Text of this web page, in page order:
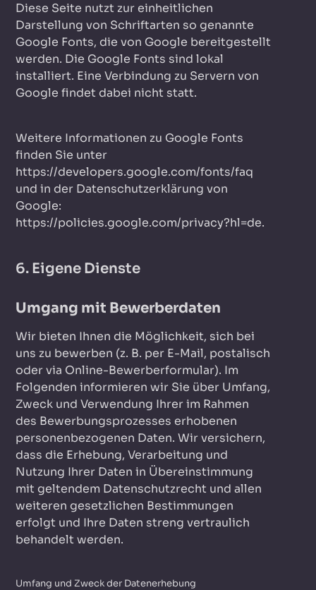
Diese Seite nutzt zur einheitlichen
Darstellung von Schriftarten so genannte
Google Fonts, die von Google bereitgestellt
werden. Die Google Fonts sind lokal
installiert. Eine Verbindung zu Servern von
Google findet dabei nicht statt.
Weitere Informationen zu Google Fonts
finden Sie unter
https://developers.google.com/fonts/faq
und in der Datenschutzerklärung von
Google:
https://policies.google.com/privacy?hl=de.
6. Eigene Dienste
Umgang mit Bewerberdaten
Wir bieten Ihnen die Möglichkeit, sich bei
uns zu bewerben (z. B. per E-Mail, postalisch
oder via Online-Bewerberformular). Im
Folgenden informieren wir Sie über Umfang,
Zweck und Verwendung Ihrer im Rahmen
des Bewerbungsprozesses erhobenen
personenbezogenen Daten. Wir versichern,
dass die Erhebung, Verarbeitung und
Nutzung Ihrer Daten in Übereinstimmung
mit geltendem Datenschutzrecht und allen
weiteren gesetzlichen Bestimmungen
erfolgt und Ihre Daten streng vertraulich
behandelt werden.
Umfang und Zweck der Datenerhebung